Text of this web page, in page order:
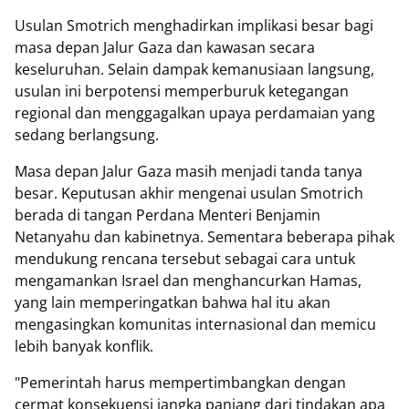
Usulan Smotrich menghadirkan implikasi besar bagi
masa depan Jalur Gaza dan kawasan secara
keseluruhan. Selain dampak kemanusiaan langsung,
usulan ini berpotensi memperburuk ketegangan
regional dan menggagalkan upaya perdamaian yang
sedang berlangsung.
Masa depan Jalur Gaza masih menjadi tanda tanya
besar. Keputusan akhir mengenai usulan Smotrich
berada di tangan Perdana Menteri Benjamin
Netanyahu dan kabinetnya. Sementara beberapa pihak
mendukung rencana tersebut sebagai cara untuk
mengamankan Israel dan menghancurkan Hamas,
yang lain memperingatkan bahwa hal itu akan
mengasingkan komunitas internasional dan memicu
lebih banyak konflik.
"Pemerintah harus mempertimbangkan dengan
cermat konsekuensi jangka panjang dari tindakan apa